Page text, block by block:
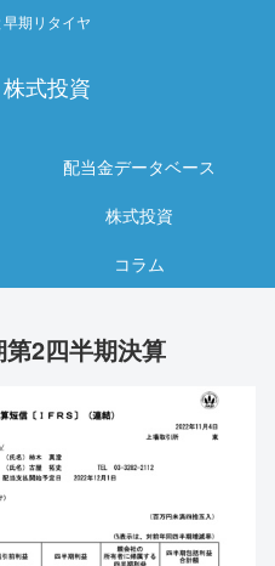
期リタイヤ
式投資
配当金データベース
株式投資
コラム
第2四半期決算